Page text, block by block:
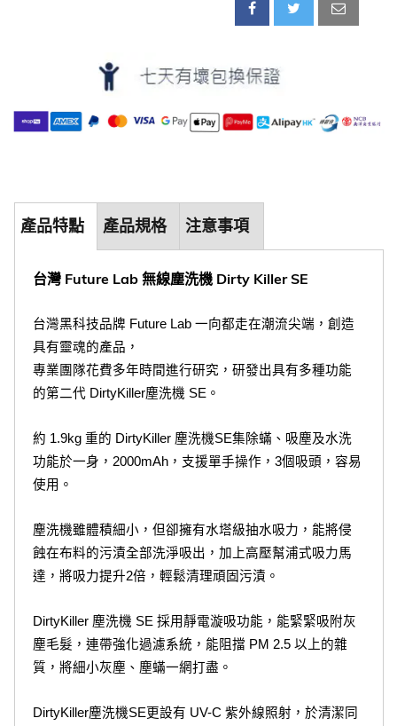
產品特點 產品規格 注意事項
台灣 Future Lab 無線塵洗機 Dirty Killer SE
台灣黑科技品牌 Future Lab 一向都走在潮流尖端，創造
具有靈魂的產品，
專業團隊花費多年時間進行研究，研發出具有多種功能
的第二代 DirtyKiller塵洗機 SE。
約 1.9kg 重的 DirtyKiller 塵洗機SE集除蟎、吸塵及水洗
功能於一身，2000mAh，支援單手操作，3個吸頭，容易
使用。
塵洗機雖體積細小，但卻擁有水塔級抽水吸力，能將侵
蝕在布料的污漬全部洗淨吸出，加上高壓幫浦式吸力馬
達，將吸力提升2倍，輕鬆清理頑固污漬。
DirtyKiller 塵洗機 SE 採用靜電漩吸功能，能緊緊吸附灰
塵毛髮，連帶強化過濾系統，能阻擋 PM 2.5 以上的雜
質，將細小灰塵、塵蟎一網打盡。
DirtyKiller塵洗機SE更設有 UV-C 紫外線照射，於清潔同